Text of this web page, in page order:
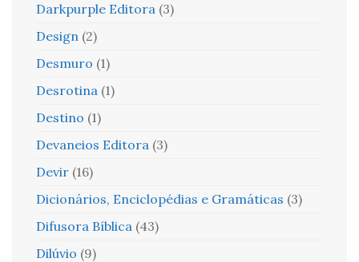
Darkpurple Editora (3)
Design (2)
Desmuro (1)
Desrotina (1)
Destino (1)
Devaneios Editora (3)
Devir (16)
Dicionários, Enciclopédias e Gramáticas (3)
Difusora Bíblica (43)
Dilúvio (9)